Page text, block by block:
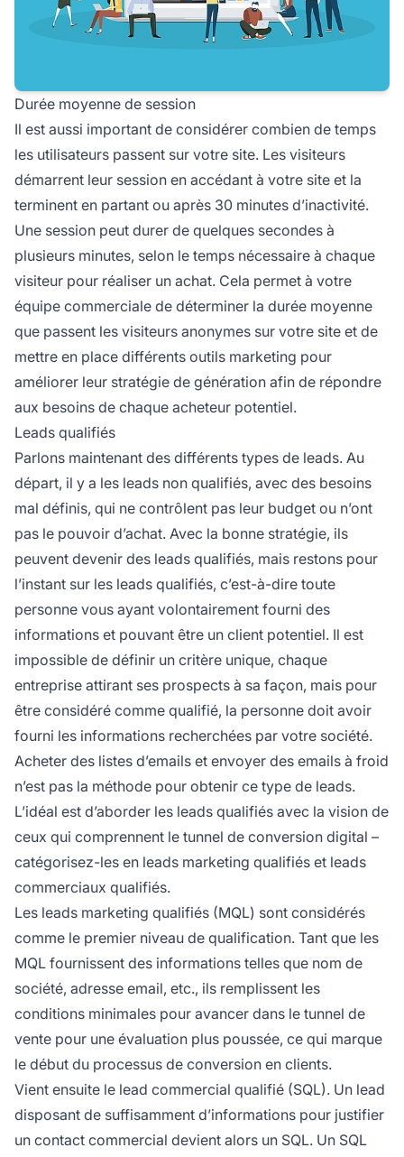
Durée moyenne de session
Il est aussi important de considérer combien de temps
les utilisateurs passent sur votre site. Les visiteurs
démarrent leur session en accédant à votre site et la
terminent en partant ou après 30 minutes d’inactivité.
Une session peut durer de quelques secondes à
plusieurs minutes, selon le temps nécessaire à chaque
visiteur pour réaliser un achat. Cela permet à votre
équipe commerciale de déterminer la durée moyenne
que passent les visiteurs anonymes sur votre site et de
mettre en place différents outils marketing pour
améliorer leur stratégie de génération afin de répondre
aux besoins de chaque acheteur potentiel.
Leads qualifiés
Parlons maintenant des différents types de leads. Au
départ, il y a les leads non qualifiés, avec des besoins
mal définis, qui ne contrôlent pas leur budget ou n’ont
pas le pouvoir d’achat. Avec la bonne stratégie, ils
peuvent devenir des leads qualifiés, mais restons pour
l’instant sur les leads qualifiés, c’est-à-dire toute
personne vous ayant volontairement fourni des
informations et pouvant être un client potentiel. Il est
impossible de définir un critère unique, chaque
entreprise attirant ses prospects à sa façon, mais pour
être considéré comme qualifié, la personne doit avoir
fourni les informations recherchées par votre société.
Acheter des listes d’emails et envoyer des emails à froid
n’est pas la méthode pour obtenir ce type de leads.
L’idéal est d’aborder les leads qualifiés avec la vision de
ceux qui comprennent le tunnel de conversion digital –
catégorisez-les en leads marketing qualifiés et leads
commerciaux qualifiés.
Les leads marketing qualifiés (MQL) sont considérés
comme le premier niveau de qualification. Tant que les
MQL fournissent des informations telles que nom de
société, adresse email, etc., ils remplissent les
conditions minimales pour avancer dans le tunnel de
vente pour une évaluation plus poussée, ce qui marque
le début du processus de conversion en clients.
Vient ensuite le lead commercial qualifié (SQL). Un lead
disposant de suffisamment d’informations pour justifier
un contact commercial devient alors un SQL. Un SQL